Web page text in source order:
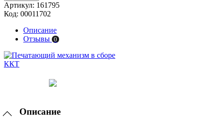
Артикул: 161795
Код: 00011702
Описание
Отзывы 0
Описание